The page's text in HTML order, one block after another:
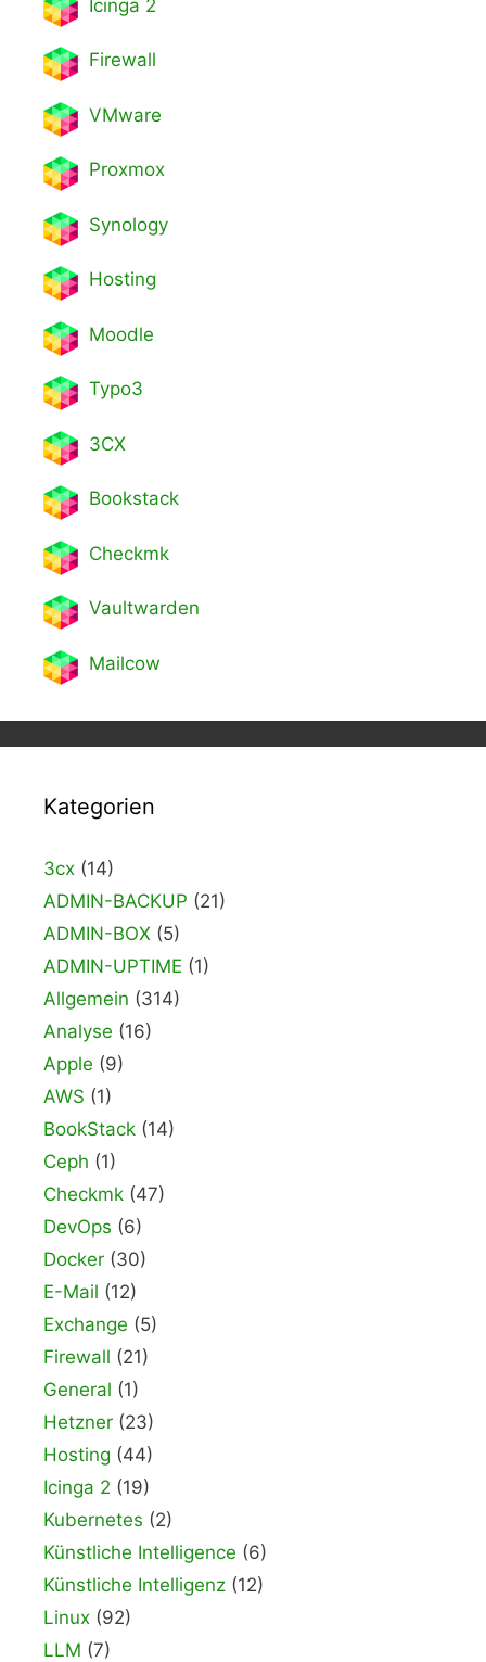
Icinga 2
Firewall
VMware
Proxmox
Synology
Hosting
Moodle
Typo3
3CX
Bookstack
Checkmk
Vaultwarden
Mailcow
Kategorien
3cx (14)
ADMIN-BACKUP (21)
ADMIN-BOX (5)
ADMIN-UPTIME (1)
Allgemein (314)
Analyse (16)
Apple (9)
AWS (1)
BookStack (14)
Ceph (1)
Checkmk (47)
DevOps (6)
Docker (30)
E-Mail (12)
Exchange (5)
Firewall (21)
General (1)
Hetzner (23)
Hosting (44)
Icinga 2 (19)
Kubernetes (2)
Künstliche Intelligence (6)
Künstliche Intelligenz (12)
Linux (92)
LLM (7)